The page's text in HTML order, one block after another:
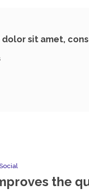
dolor sit amet,
the